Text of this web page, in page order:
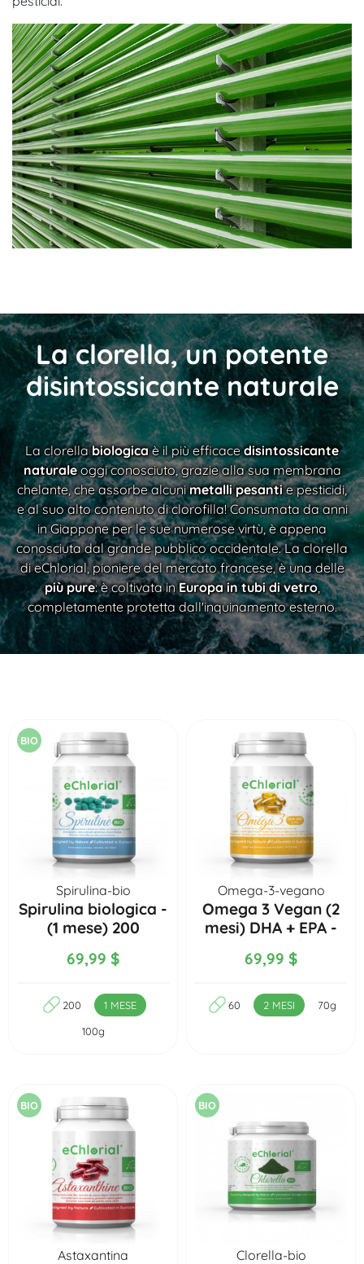
La clorella, un potente
disintossicante naturale
La clorellabiologicaè il più efficacedisintossicante
naturaleoggi conosciuto, grazie alla sua membrana
chelante, che assorbe alcunimetalli pesantie pesticidi,
e al suo alto contenuto di clorofilla! Consumata da anni
in Giappone per le sue numerose virtù, è appena
conosciuta dal grande pubblico occidentale. La clorella
di eChlorial, pioniere del mercato francese, è una delle
più pure: è coltivata inEuropa in tubi di vetro,
completamente protetta dall'inquinamento esterno.
BIO
Spirulina-bio
Spirulina biologica -
(1 mese) 200
69,99 $
200
1 MESE
100g
Omega-3-vegano
Omega 3 Vegan (2
mesi) DHA + EPA -
60 capsule
69,99 $
60 2 MESI 70g
BIO
Astaxantina
BIO
Clorella-bio